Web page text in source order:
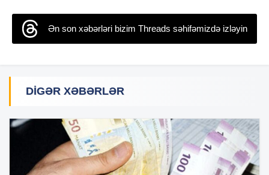
Ən son xəbərləri bizim Threads səhifəmizdə izləyin
DIGƏR XƏBƏRLƏR